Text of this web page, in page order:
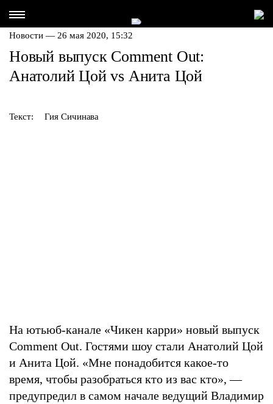
Новости — 26 мая 2020, 15:32
Новый выпуск Comment Out:
Анатолий Цой vs Анита Цой
Текст: Гия Сичинава
На ютьюб-канале «Чикен карри» новый выпуск
Comment Out. Гостями шоу стали Анатолий Цой
и Анита Цой. «Мне понадобится какое-то
время, чтобы разобраться кто из вас кто», —
предупредил в самом начале ведущий Владимир